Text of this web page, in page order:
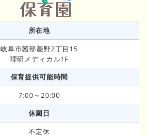
所在地
岐阜市茜部菱野2丁目15
理研メディカル1F
保育提供可能時間
7:00～20:00
休園日
不定休